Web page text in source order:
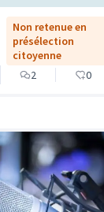
Non retenue en
présélection
citoyenne
2 0